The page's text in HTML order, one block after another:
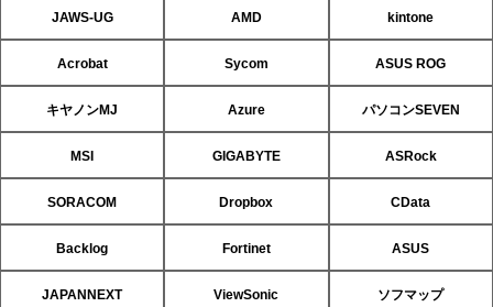
JAWS-UG AMD kintone
Acrobat Sycom ASUS ROG
キヤノンMJ Azure パソコンSEVEN
MSI GIGABYTE ASRock
SORACOM Dropbox CData
Backlog Fortinet ASUS
JAPANNEXT ViewSonic ソフマップ